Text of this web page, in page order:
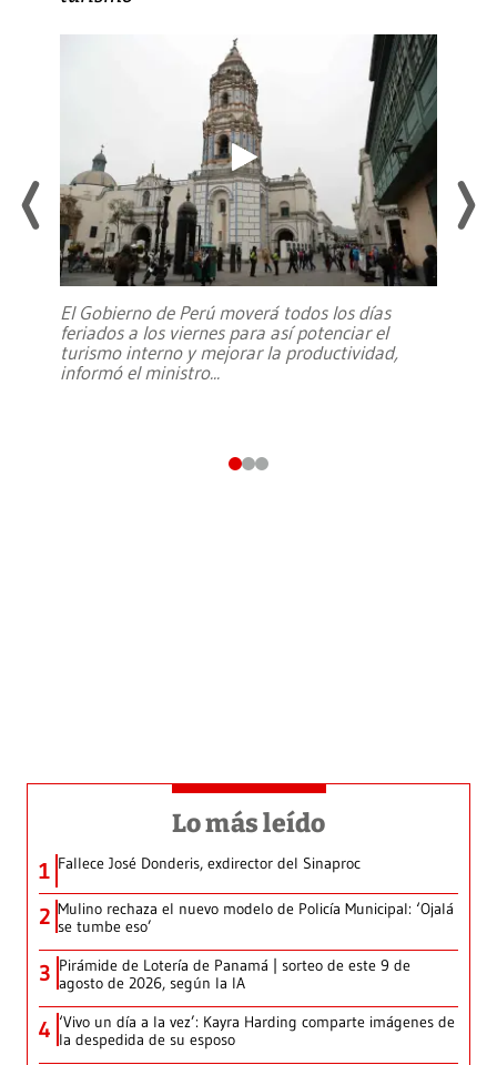
El Gobierno de Perú moverá todos los días
feriados a los viernes para así potenciar el
turismo interno y mejorar la productividad,
informó el ministro...
Lo más leído
1 Fallece José Donderis, exdirector del Sinaproc
2 Mulino rechaza el nuevo modelo de Policía Municipal: ‘Ojalá
se tumbe eso’
3 Pirámide de Lotería de Panamá | sorteo de este 9 de
agosto de 2026, según la IA
4 ‘Vivo un día a la vez’: Kayra Harding comparte imágenes de
la despedida de su esposo